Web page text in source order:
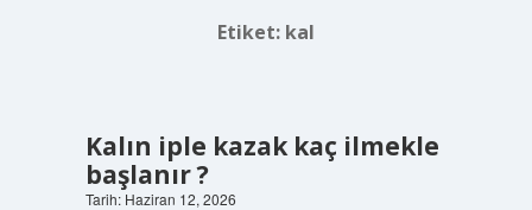
Etiket: kal
Kalın iple kazak kaç ilmekle
başlanır ?
Tarih: Haziran 12, 2026